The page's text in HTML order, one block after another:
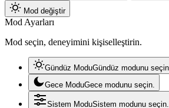
Giriş Yap
Mod değiştir
Mod Ayarları
Mod seçin, deneyimini kişiselleştirin.
Gündüz ModuGündüz modunu seçin.